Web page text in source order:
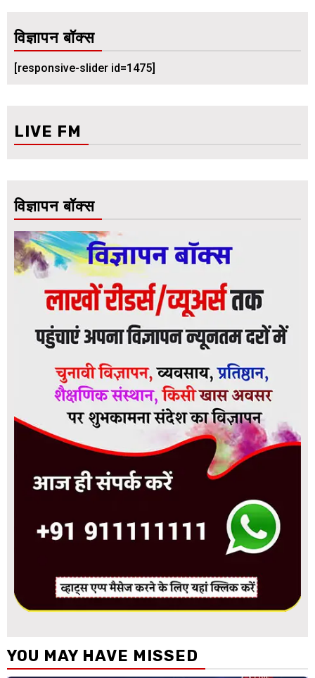
विज्ञापन बॉक्स
[responsive-slider id=1475]
LIVE FM
विज्ञापन बॉक्स
YOU MAY HAVE MISSED